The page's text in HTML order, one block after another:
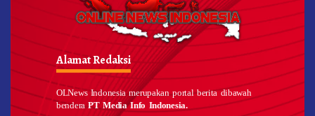
Alamat Redaksi
OLNews Indonesia merupakan portal berita dibawah
benderaPT Media Info Indonesia.